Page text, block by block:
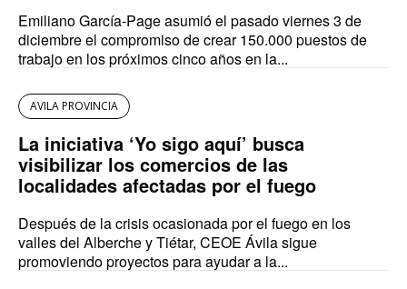
Emiliano García-Page asumió el pasado viernes 3 de
diciembre el compromiso de crear 150.000 puestos de
trabajo en los próximos cinco años en la...
AVILA PROVINCIA
La iniciativa ‘Yo sigo aquí’ busca
visibilizar los comercios de las
localidades afectadas por el fuego
Después de la crisis ocasionada por el fuego en los
valles del Alberche y Tiétar, CEOE Ávila sigue
promoviendo proyectos para ayudar a la...